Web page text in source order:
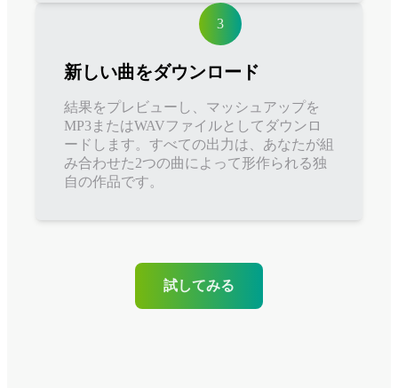
3
新しい曲をダウンロード
結果をプレビューし、マッシュアップを
MP3またはWAVファイルとしてダウンロ
ードします。すべての出力は、あなたが組
み合わせた2つの曲によって形作られる独
自の作品です。
試してみる